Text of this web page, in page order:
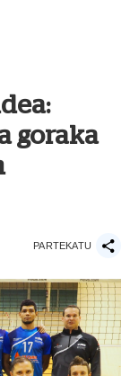
goraka
PARTEKATU